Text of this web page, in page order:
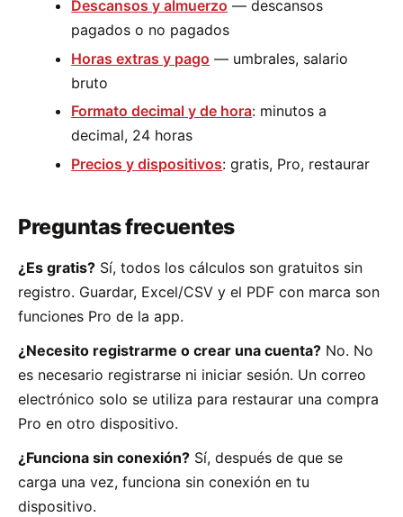
Descansos y almuerzo — descansos
pagados o no pagados
Horas extras y pago — umbrales, salario
bruto
Formato decimal y de hora: minutos a
decimal, 24 horas
Precios y dispositivos: gratis, Pro, restaurar
Preguntas frecuentes
¿Es gratis? Sí, todos los cálculos son gratuitos sin
registro. Guardar, Excel/CSV y el PDF con marca son
funciones Pro de la app.
¿Necesito registrarme o crear una cuenta? No. No
es necesario registrarse ni iniciar sesión. Un correo
electrónico solo se utiliza para restaurar una compra
Pro en otro dispositivo.
¿Funciona sin conexión? Sí, después de que se
carga una vez, funciona sin conexión en tu
dispositivo.